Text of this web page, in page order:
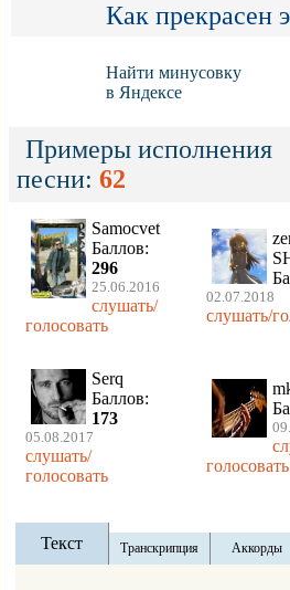
Как прекрасен
Найти минусовку
в Яндексе
Примеры исполнения
песни: 62
Samocvet
Баллов:
296
25.06.2016
слушать/
голосовать
02.07.2018
слушать/
Serq
Баллов:
173
05.08.2017
слушать/
голосовать
голосовать
Текст Транскрипция Аккорды